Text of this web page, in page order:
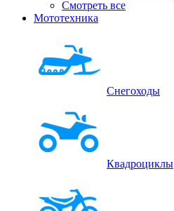
Смотреть все
Мототехника
Снегоходы
Квадроциклы